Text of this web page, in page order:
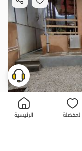
المفضلة الرئيسية